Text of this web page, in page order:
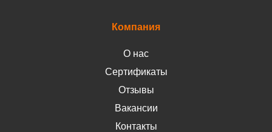
Компания
О нас
Сертификаты
Отзывы
Вакансии
Контакты